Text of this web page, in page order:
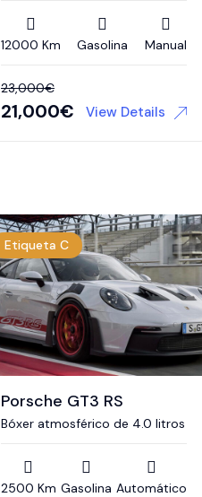
12000 Km Gasolina Manual
23,000€
21,000€ View Details
Etiqueta C
Porsche GT3 RS
Bóxer atmosférico de 4.0 litros
2500 Km Gasolina Automático